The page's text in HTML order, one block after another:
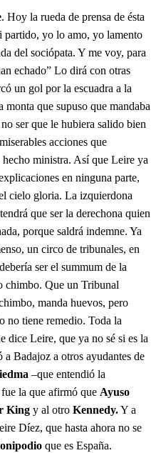
. Hoy la rueda de prensa de ésta
partido, yo lo amo, yo lamento
del sociópata. Y me voy, para
echado” Lo dirá con otras
un gol por la escuadra a la
que supuso que mandaba
ser que le hubiera salido bien
acciones que
ministra. Así que Leire ya
en ninguna parte,
cielo gloria. La izquierdona
que ser la derechona quien
porque saldrá indemne. Ya
un circo de tribunales, en
ser el summum de la
chimbo. Que un Tribunal
manda huevos, pero
no tiene remedio. Toda la
dice Leire, que ya no sé si es la
Badajoz a otros ayudantes de
–que entendió la
la que afirmó que Ayuso
King y al otro Kennedy.Y a
Díez, que hasta ahora no se
que es España.